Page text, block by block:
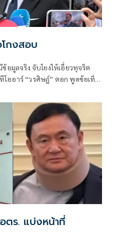
โกงสอบ
อมูลจริง จับโยงให้เอี่ยวทุจริต
ออาร์ “วรศิษฎ์” ตอก พูดข้อเท็จ
ร. แบ่งหน้าที่